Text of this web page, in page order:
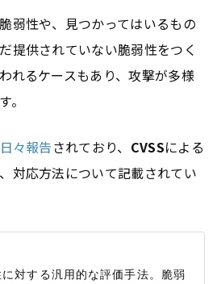
弱性や、見つかってはいるもの
提供されていない脆弱性をつく
れるケースもあり、攻撃が多様
。
日々報告されており、 CVSSによる
対応方法について記載されてい
対する汎用的な評価手法。脆弱